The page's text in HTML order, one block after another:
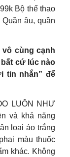
Bộ thể thao
âu, quần
cùng cạnh
bất cứ lúc nào
tin nhắn” để
LUÔN NHƯ
và khả năng
loại áo trắng
màu thuốc
khác. Không